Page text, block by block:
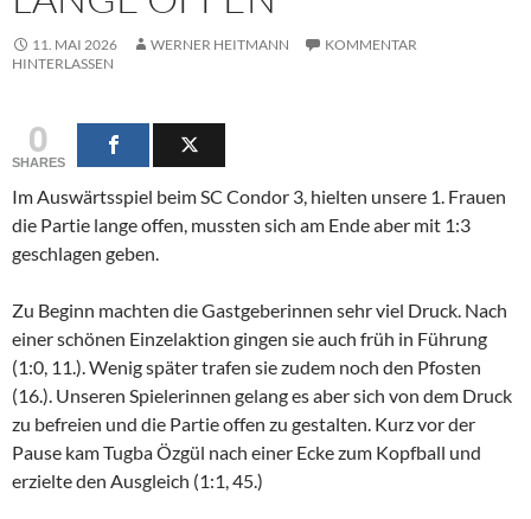
11. MAI 2026 WERNER HEITMANN
KOMMENTAR
HINTERLASSEN
0
SHARES
Im Auswärtsspiel beim SC Condor 3, hielten unsere 1. Frauen
die Partie lange offen, mussten sich am Ende aber mit 1:3
geschlagen geben.
Zu Beginn machten die Gastgeberinnen sehr viel Druck. Nach
einer schönen Einzelaktion gingen sie auch früh in Führung
(1:0, 11.). Wenig später trafen sie zudem noch den Pfosten
(16.). Unseren Spielerinnen gelang es aber sich von dem Druck
zu befreien und die Partie offen zu gestalten. Kurz vor der
Pause kam Tugba Özgül nach einer Ecke zum Kopfball und
erzielte den Ausgleich (1:1, 45.)